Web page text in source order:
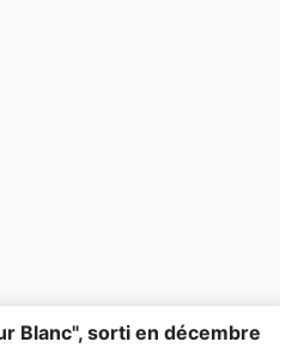
Blanc", sorti en décembre